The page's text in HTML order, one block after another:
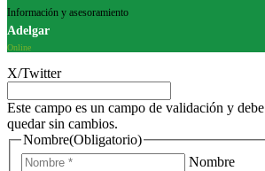
Información y asesoramiento
Adelgar
Online
X/Twitter
Este campo es un campo de validación y debe
quedar sin cambios.
Nombre(Obligatorio)
Nombre